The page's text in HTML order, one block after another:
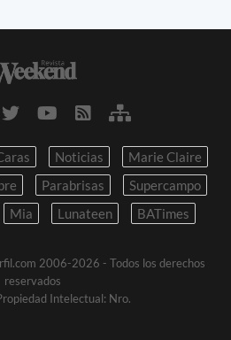
Noticias
Marie Claire
Parabrisas
Supercampo
Mia Lunateen BATimes
2006-2026 - Todos los derechos
reservados
Intelectual: Nro.